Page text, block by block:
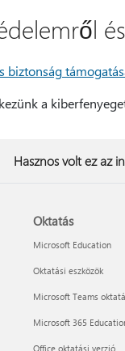
biztonság
a
Hasznos volt ez az
Oktatás
Microsoft Education
Oktatási eszközök
Microsoft Teams
Microsoft 365
Office oktatási verzió